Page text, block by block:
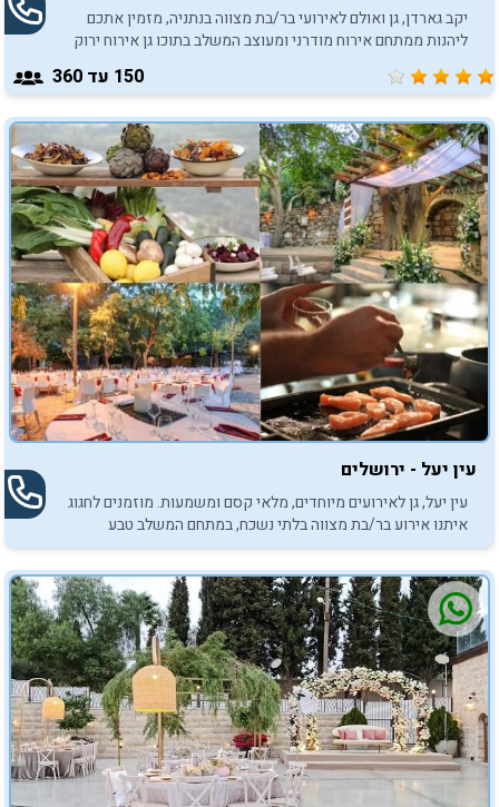
יקב גארדן, גן ואולם לאירועי בר/בת מצווה בנתניה, מזמין אתכם
ליהנות ממתחם אירוח מודרני ומעוצב המשלב בתוכו גן אירוח ירוק
ופסטורלי, החל מ- 150 איש.
150 עד 360
עין יעל - ירושלים
עין יעל, גן לאירועים מיוחדים, מלאי קסם ומשמעות. מוזמנים לחגוג
איתנו אירוע בר/בת מצווה בלתי נשכח, במתחם המשלב טבע
והיסטוריה.